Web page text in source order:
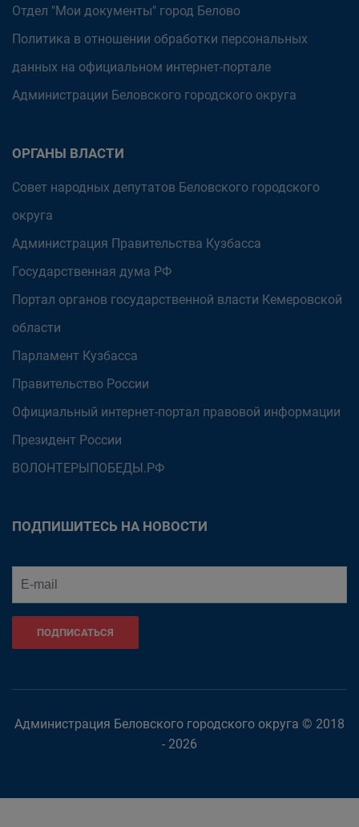
Отдел "Мои документы" город Белово
Политика в отношении обработки персональных
данных на официальном интернет-портале
Администрации Беловского городского округа
ОРГАНЫ ВЛАСТИ
Совет народных депутатов Беловского городского
округа
Администрация Правительства Кузбасса
Государственная дума РФ
Портал органов государственной власти Кемеровской
области
Парламент Кузбасса
Правительство России
Официальный интернет-портал правовой информации
Президент России
ВОЛОНТЕРЫПОБЕДЫ.РФ
ПОДПИШИТЕСЬ НА НОВОСТИ
ПОДПИСАТЬСЯ
Администрация Беловского городского округа © 2018
- 2026